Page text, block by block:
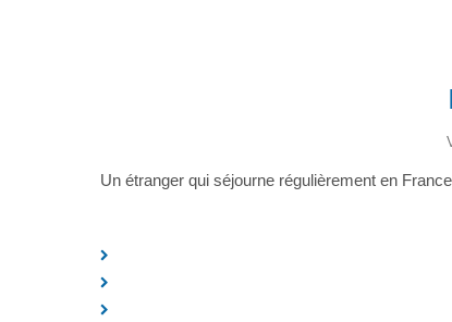
Un étranger qui séjourne régulièrement en